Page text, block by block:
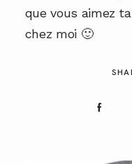
que vous aimez
chez moi 🙂